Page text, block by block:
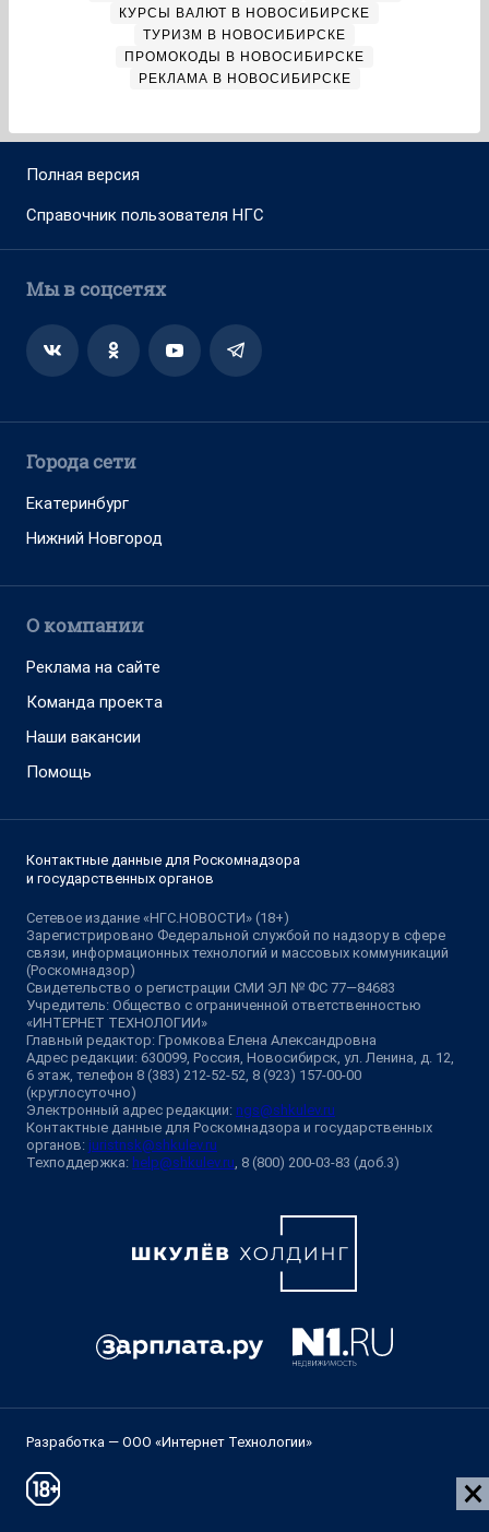
КУРСЫ ВАЛЮТ В НОВОСИБИРСКЕ
ТУРИЗМ В НОВОСИБИРСКЕ
ПРОМОКОДЫ В НОВОСИБИРСКЕ
РЕКЛАМА В НОВОСИБИРСКЕ
Полная версия
Справочник пользователя НГС
Мы в соцсетях
Города сети
Екатеринбург
Нижний Новгород
О компании
Реклама на сайте
Команда проекта
Наши вакансии
Помощь
Контактные данные для Роскомнадзора
и государственных органов
Сетевое издание «НГС.НОВОСТИ» (18+)
Зарегистрировано Федеральной службой по надзору в сфере
связи, информационных технологий и массовых коммуникаций
(Роскомнадзор)
Свидетельство о регистрации СМИ ЭЛ № ФС 77—84683
Учредитель: Общество с ограниченной ответственностью
«ИНТЕРНЕТ ТЕХНОЛОГИИ»
Главный редактор: Громкова Елена Александровна
Адрес редакции: 630099, Россия, Новосибирск, ул. Ленина, д. 12,
6 этаж, телефон 8 (383) 212-52-52, 8 (923) 157-00-00
(круглосуточно)
Электронный адрес редакции: ngs@shkulev.ru
Контактные данные для Роскомнадзора и государственных
органов: juristnsk@shkulev.ru
Техподдержка: help@shkulev.ru , 8 (800) 200-03-83 (доб.3)
Разработка — ООО «Интернет Технологии»